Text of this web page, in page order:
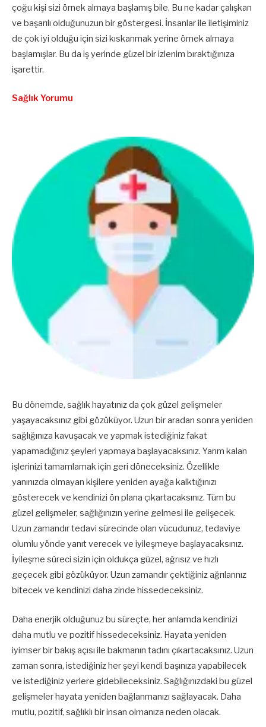
çoğu kişi sizi örnek almaya başlamış bile. Bu ne kadar çalışkan
ve başarılı olduğunuzun bir göstergesi. İnsanlar ile iletişiminiz
de çok iyi olduğu için sizi kıskanmak yerine örnek almaya
başlamışlar. Bu da iş yerinde güzel bir izlenim bıraktığınıza
işarettir.
Sağlık Yorumu
Bu dönemde, sağlık hayatınız da çok güzel gelişmeler
yaşayacaksınız gibi gözüküyor. Uzun bir aradan sonra yeniden
sağlığınıza kavuşacak ve yapmak istediğiniz fakat
yapamadığınız şeyleri yapmaya başlayacaksınız. Yarım kalan
işlerinizi tamamlamak için geri döneceksiniz. Özellikle
yanınızda olmayan kişilere yeniden ayağa kalktığınızı
gösterecek ve kendinizi ön plana çıkartacaksınız. Tüm bu
güzel gelişmeler, sağlığınızın yerine gelmesi ile gelişecek.
Uzun zamandır tedavi sürecinde olan vücudunuz, tedaviye
olumlu yönde yanıt verecek ve iyileşmeye başlayacaksınız.
İyileşme süreci sizin için oldukça güzel, ağrısız ve hızlı
geçecek gibi gözüküyor. Uzun zamandır çektiğiniz ağrılarınız
bitecek ve kendinizi daha zinde hissedeceksiniz.
Daha enerjik olduğunuz bu süreçte, her anlamda kendinizi
daha mutlu ve pozitif hissedeceksiniz. Hayata yeniden
iyimser bir bakış açısı ile bakmanın tadını çıkartacaksınız. Uzun
zaman sonra, istediğiniz her şeyi kendi başınıza yapabilecek
ve istediğiniz yerlere gidebileceksiniz. Sağlığınızdaki bu güzel
gelişmeler hayata yeniden bağlanmanızı sağlayacak. Daha
mutlu, pozitif, sağlıklı bir insan olmanıza neden olacak.